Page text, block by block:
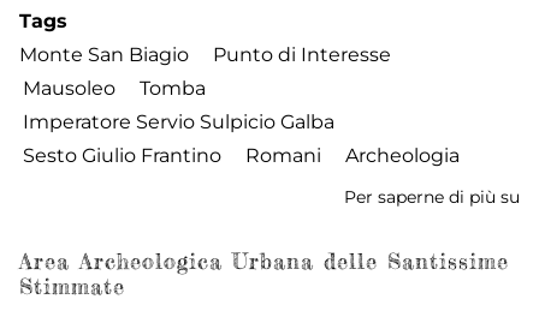
Tags
Monte San Biagio
Punto di Interesse
Mausoleo
Tomba
Imperatore Servio Sulpicio Galba
Sesto Giulio Frantino
Romani Archeologia
Per saperne di più su
Area Archeologica Urbana delle Santissime
Stimmate